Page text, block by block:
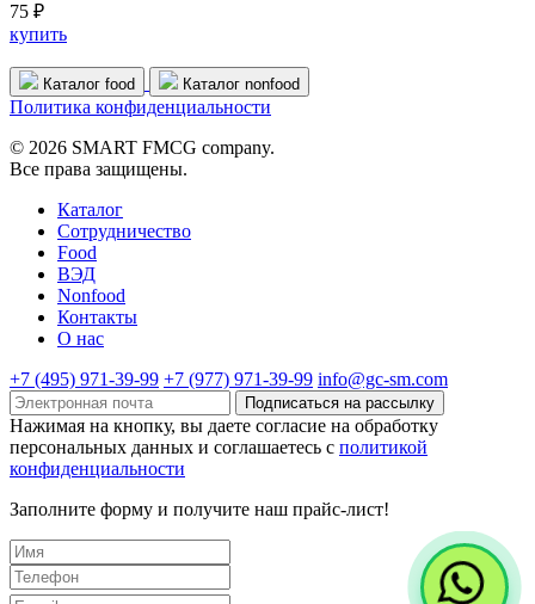
75 ₽
купить
Каталог food Каталог nonfood
Политика конфиденциальности
© 2026 SMART FMCG company.
Все права защищены.
Каталог
Cотрудничество
Food
ВЭД
Nonfood
Контакты
О нас
+7 (495) 971-39-99 +7 (977) 971-39-99 info@gc-sm.com
Подписаться на рассылку
Нажимая на кнопку, вы даете согласие на обработку
персональных данных и соглашаетесь c политикой
конфиденциальности
Заполните форму и получите наш прайс-лист!